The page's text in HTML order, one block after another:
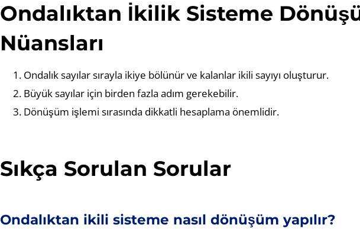
Ondalıktan İkilik Sisteme
Nüansları
Ondalık sayılar sırayla ikiye bölünür ve kalanlar ikili sayıyı oluşturur.
Büyük sayılar için birden fazla adım gerekebilir.
Dönüşüm işlemi sırasında dikkatli hesaplama önemlidir.
Sıkça Sorulan Sorular
Ondalıktan ikili sisteme nasıl dönüşüm yapılır?